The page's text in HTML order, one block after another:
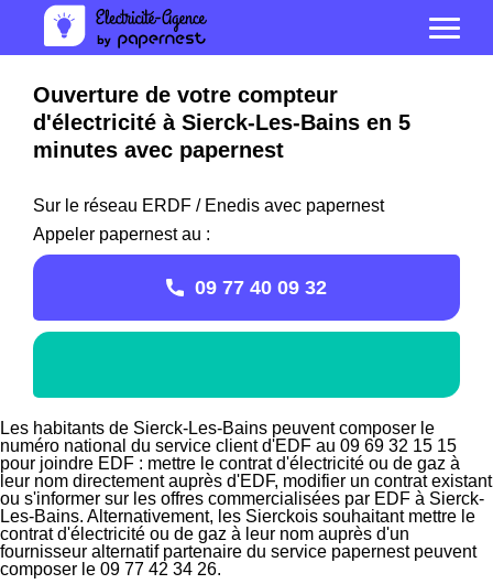
Ouverture de votre compteur
d'électricité à Sierck-Les-Bains en 5
minutes avec papernest
Sur le réseau ERDF / Enedis avec papernest
Appeler papernest au :
09 77 40 09 32
Les habitants de Sierck-Les-Bains peuvent composer le
numéro national du service client d'EDF au 09 69 32 15 15
pour joindre EDF : mettre le contrat d'électricité ou de gaz à
leur nom directement auprès d'EDF, modifier un contrat existant
ou s'informer sur les offres commercialisées par EDF à Sierck-
Les-Bains. Alternativement, les Sierckois souhaitant mettre le
contrat d'électricité ou de gaz à leur nom auprès d'un
fournisseur alternatif partenaire du service papernest peuvent
composer le 09 77 42 34 26.